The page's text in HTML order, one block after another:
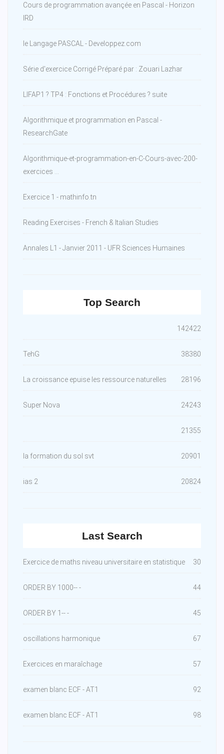
Cours de programmation avançée en Pascal - Horizon
IRD
le Langage PASCAL - Developpez.com
Série d'exercice Corrigé Préparé par : Zouari Lazhar
LIFAP1 ? TP4 : Fonctions et Procédures ? suite
Algorithmique et programmation en Pascal -
ResearchGate
Algorithmique-et-programmation-en-C-Cours-avec-200-
exercices ...
Exercice 1 - mathinfo.tn
Reading Exercises - French & Italian Studies
Annales L1 - Janvier 2011 - UFR Sciences Humaines
Top Search
142422
TehG 38380
La croissance epuise les ressource naturelles 28196
Super Nova 24243
21355
la formation du sol svt 20901
ias 2 20824
Last Search
Exercice de maths niveau universitaire en statistique 30
ORDER BY 1000-- - 44
ORDER BY 1-- - 45
oscillations harmonique 67
Exercices en maraîchage 57
examen blanc ECF - AT1 92
examen blanc ECF - AT1 98